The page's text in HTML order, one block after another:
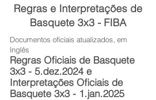
Regras e Interpretações de
Basquete 3x3 - FIBA
Documentos oficiais atualizados, em
Inglês
Regras Oficiais de Basquete
3x3 - 5.dez.2024 e
Interpretações Oficiais de
Basquete 3x3 - 1.jan.2025